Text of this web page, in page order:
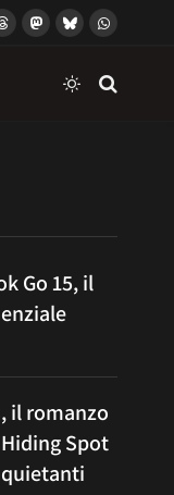
ThreadsMastodon
BlueskyWhatsApp
Go 15, il
il romanzo
Spot